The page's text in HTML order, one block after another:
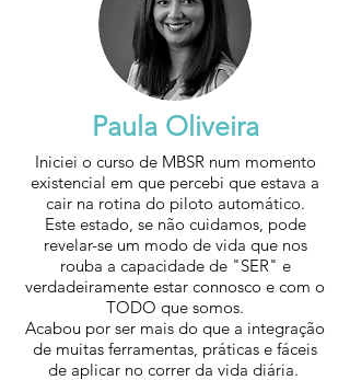
Paula Oliveira
Iniciei o curso de MBSR num momento
existencial em que percebi que estava a
cair na rotina do piloto automático.
Este estado, se não cuidamos, pode
revelar-se um modo de vida que nos
rouba a capacidade de "SER" e
verdadeiramente estar connosco e com o
TODO que somos.
Acabou por ser mais do que a integração
de muitas ferramentas, práticas e fáceis
de aplicar no correr da vida diária.